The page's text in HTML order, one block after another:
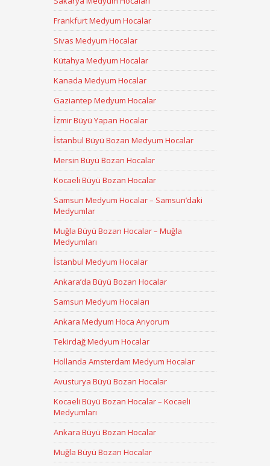
Frankfurt Medyum Hocalar
Sivas Medyum Hocalar
Kütahya Medyum Hocalar
Kanada Medyum Hocalar
Gaziantep Medyum Hocalar
İzmir Büyü Yapan Hocalar
İstanbul Büyü Bozan Medyum Hocalar
Mersin Büyü Bozan Hocalar
Kocaeli Büyü Bozan Hocalar
Samsun Medyum Hocalar – Samsun’daki
Medyumlar
Muğla Büyü Bozan Hocalar – Muğla
Medyumları
İstanbul Medyum Hocalar
Ankara’da Büyü Bozan Hocalar
Samsun Medyum Hocaları
Ankara Medyum Hoca Arıyorum
Tekirdağ Medyum Hocalar
Hollanda Amsterdam Medyum Hocalar
Avusturya Büyü Bozan Hocalar
Kocaeli Büyü Bozan Hocalar – Kocaeli
Medyumları
Ankara Büyü Bozan Hocalar
Muğla Büyü Bozan Hocalar